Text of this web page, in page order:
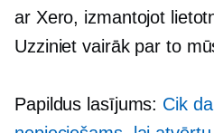
ar Xero, izmantojot
Uzziniet vairāk par to
Papildus lasījums: Cik